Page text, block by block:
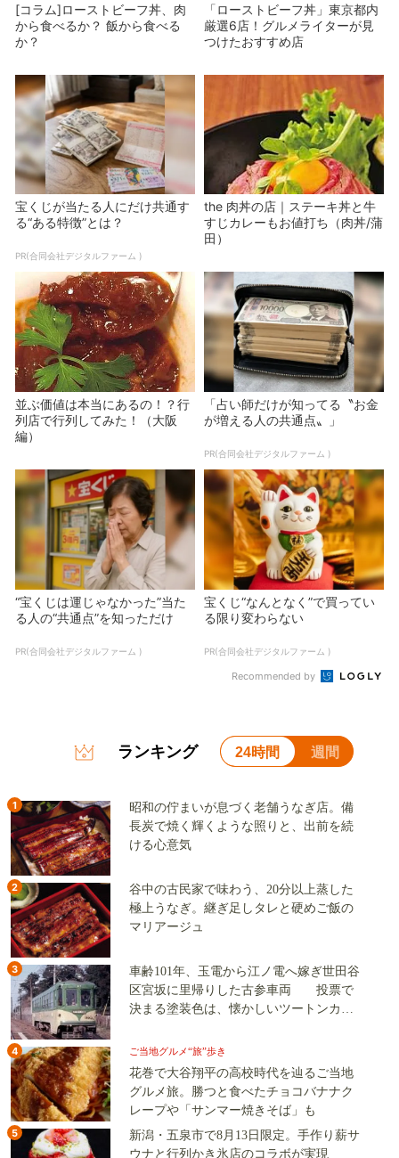
[コラム]ローストビーフ丼、肉
から食べるか？ 飯から食べる
か？
「ローストビーフ丼」東京都内
厳選6店！グルメライターが見
つけたおすすめ店
宝くじが当たる人にだけ共通す
る“ある特徴”とは？
PR(合同会社デジタルファーム )
the 肉丼の店｜ステーキ丼と牛
すじカレーもお値打ち（肉丼/蒲
田）
並ぶ価値は本当にあるの！？行
列店で行列してみた！（大阪
編）
「占い師だけが知ってる〝お金
が増える人の共通点〟」
PR(合同会社デジタルファーム )
“宝くじは運じゃなかった”当た
る人の“共通点”を知っただけ
PR(合同会社デジタルファーム )
宝くじ“なんとなく”で買ってい
る限り変わらない
PR(合同会社デジタルファーム )
Recommended by
ランキング 24時間 週間
1
昭和の佇まいが息づく老舗うなぎ店。備
長炭で焼く輝くような照りと、出前を続
ける心意気
2
谷中の古民家で味わう、20分以上蒸した
極上うなぎ。継ぎ足しタレと硬めご飯の
マリアージュ
3
車齢101年、玉電から江ノ電へ嫁ぎ世田谷
区宮坂に里帰りした古参車両 投票で
決まる塗装色は、懐かしいツートンカラ
4 ご当地グルメ“旅”歩き
花巻で大谷翔平の高校時代を辿るご当地
グルメ旅。勝つと食べたチョコバナナク
レープや「サンマー焼きそば」も
5
新潟・五泉市で8月13日限定。手作り薪サ
ウナと行列かき氷店のコラボが実現